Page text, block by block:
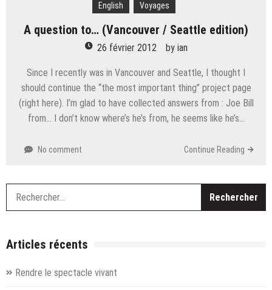
Entretien avec un improvisateur – 44 – Paola
Vigoroso
Entretien avec un improvisateur – 43 – Frédéric
Entretien avec un improvisateur – 41 – Mathieu
Lepage
Entretien avec un improvisateur – 40 – Cédric
Boulkroune
English Voyages
A question to… (Vancouver / Seattle edition)
26 février 2012 by ian
Since I recently was in Vancouver and Seattle, I thought I
should continue the “the most important thing” project page
(right here). I’m glad to have collected answers from : Joe Bill
from… I don’t know where’s he’s from, he seems like he’s…
No comment Continue Reading
Articles récents
Rendre le spectacle vivant